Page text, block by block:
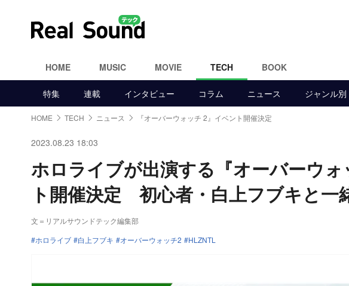
HOME MUSIC MOVIE TECH BOOK
特集 連載 インタビュー コラム ニュース ジャンル別
HOME TECH ニュース 『オーバーウォッチ 2』イベント開催決定
2023.08.23 18:03
ホロライブが出演する『オーバーウ
ト開催決定 初心者・白上フブキと一
文＝リアルサウンドテック編集部
ホロライブ
白上フブキ オーバーウォッチ2 HLZNTL